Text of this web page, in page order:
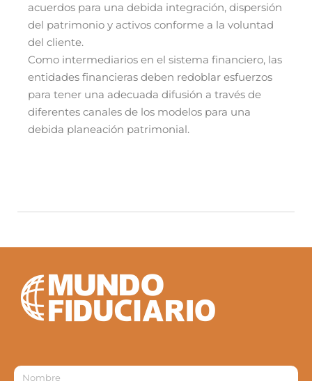
acuerdos para una debida integración, dispersión
del patrimonio y activos conforme a la voluntad
del cliente.
Como intermediarios en el sistema financiero, las
entidades financieras deben redoblar esfuerzos
para tener una adecuada difusión a través de
diferentes canales de los modelos para una
debida planeación patrimonial.